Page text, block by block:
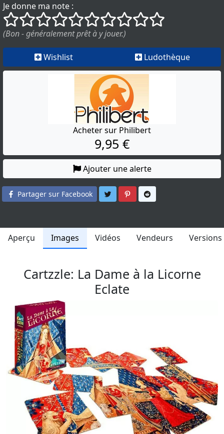
Je donne ma note :
()
() () () () () () () ()
()
(Bon - généralement prêt à y jouer.)
Wishlist Ludothèque
Acheter sur Philibert
9,95 €
Ajouter une alerte
Partager sur Facebook Partager sur Twitter
Partager sur Pinterest
Aperçu Images Vidéos Vendeurs Versions
Cartzzle: La Dame à la Licorne
Eclate